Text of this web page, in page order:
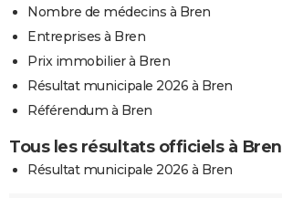
Nombre de médecins à Bren
Entreprises à Bren
Prix immobilier à Bren
Résultat municipale 2026 à Bren
Référendum à Bren
Tous les résultats officiels à Bren
Résultat municipale 2026 à Bren